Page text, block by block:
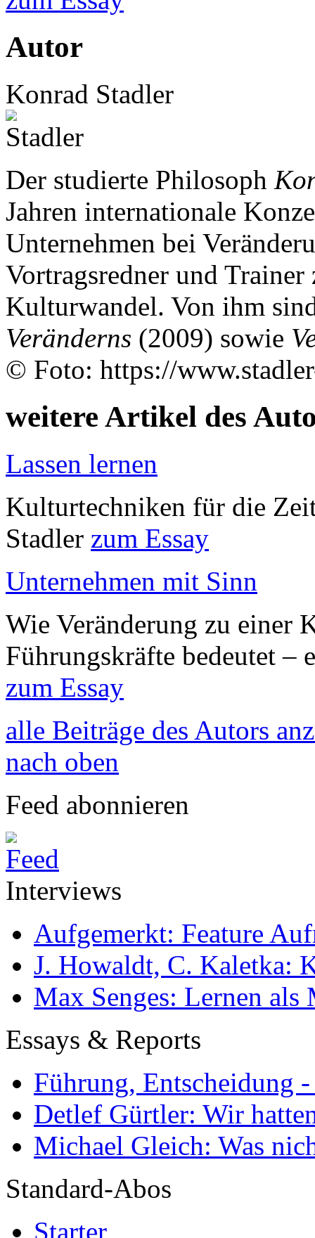
Autor
Konrad Stadler
Der studierte Philosoph
Jahren internationale
Unternehmen bei
Vortragsredner und
Kulturwandel. Von ihm
Veränderns (2009) sowie
© Foto: https://
weitere Artikel des
Lassen lernen
Kulturtechniken für die
Stadler zum Essay
Unternehmen mit Sinn
Wie Veränderung zu einer
Führungskräfte bedeutet –
zum Essay
alle Beiträge des Autors
nach oben
Feed abonnieren
Interviews
Aufgemerkt: Feature
J. Howaldt, C. Kaletka:
Max Senges: Lernen als
Essays & Reports
Führung, Entscheidung
Detlef Gürtler: Wir
Michael Gleich: Was
Standard-Abos
Starter